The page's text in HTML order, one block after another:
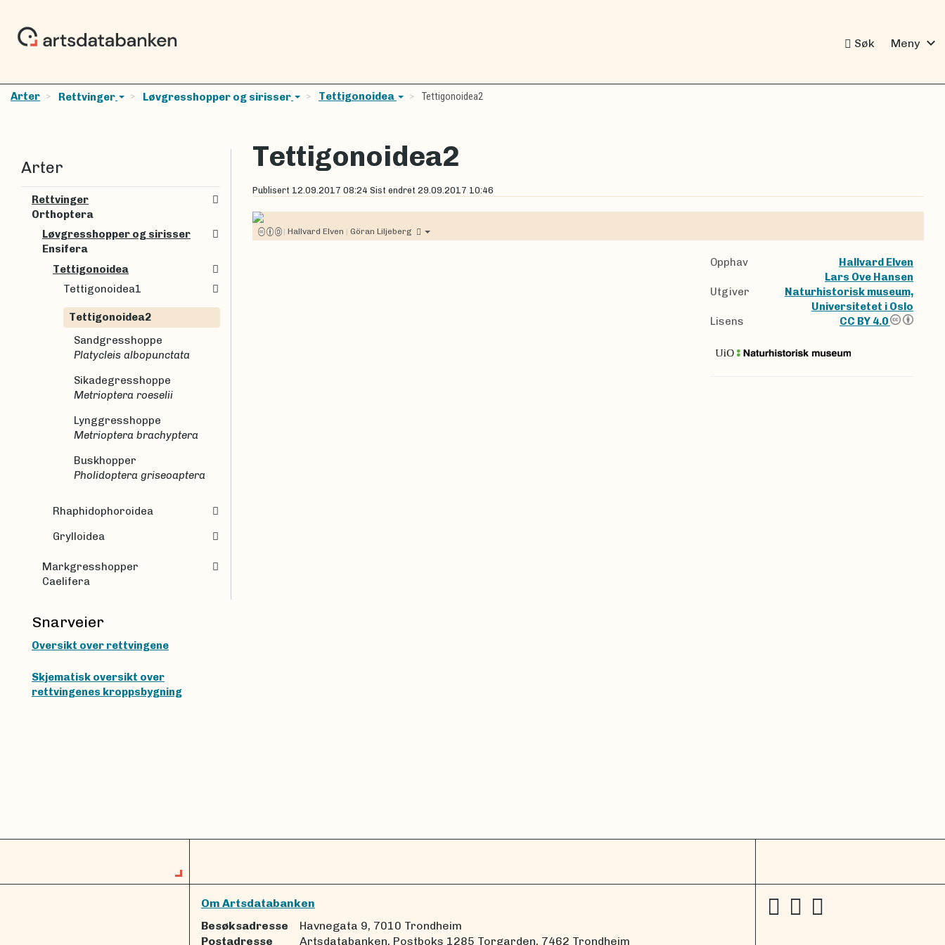
Søk Meny expand_more
Arter Rettvinger Løvgresshopper og sirisser Tettigonoidea Tettigonoidea2
Tettigonoidea2
Publisert 12.09.2017 08:24 Sist endret 29.09.2017 10:46
| Hallvard Elven | Göran Liljeberg
Opphav
Hallvard Elven
Lars Ove Hansen
Utgiver
Naturhistorisk museum,
Universitetet i Oslo
Lisens
CC BY 4.0
Arter
Rettvinger
Orthoptera
Løvgresshopper og sirisser
Ensifera
Tettigonoidea
Tettigonoidea1
Tettigonoidea2
Sandgresshoppe
Platycleis albopunctata
Sikadegresshoppe
Metrioptera roeselii
Lynggresshoppe
Metrioptera brachyptera
Buskhopper
Pholidoptera griseoaptera
Rhaphidophoroidea
Grylloidea
Markgresshopper
Caelifera
Snarveier
Oversikt over rettvingene
Skjematisk oversikt over
rettvingenes kroppsbygning
Om Artsdatabanken
Besøksadresse
Havnegata 9, 7010 Trondheim
Postadresse
Artsdatabanken, Postboks 1285 Torgarden, 7462 Trondheim